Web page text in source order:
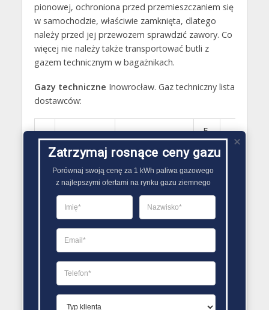
pionowej, ochroniona przed przemieszczaniem się
w samochodzie, właściwie zamknięta, dlatego
należy przed jej przewozem sprawdzić zawory. Co
więcej nie należy także transportować butli z
gazem technicznym w bagażnikach.
Gazy techniczne Inowrocław. Gaz techniczny lista
dostawców:
LP Nazwa Adres
E-
mail
Telefon
Gaz-Tech.
Sprzęt
spawalniczy,
gazy
88-100
Inowrocław;
marsz.
Piłsudskiego 15
Polska Sp. z
o.o. Punkt
sprzedaży
gazów
Marcinkowskiego
110
Zatrzymaj rosnące ceny gazu
Porównaj swoją cenę za 1 kWh paliwa gazowego
z najlepszymi ofertami na rynku gazu ziemnego